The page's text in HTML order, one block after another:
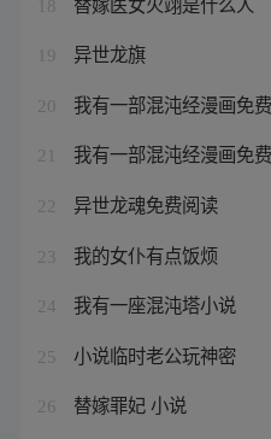
18
19 异世龙旗
20 我有一部混沌经漫画免
21 我有一部混沌经漫画免
22 异世龙魂免费阅读
23 我的女仆有点饭烦
24 我有一座混沌塔小说
25 小说临时老公玩神密
26 替嫁罪妃 小说